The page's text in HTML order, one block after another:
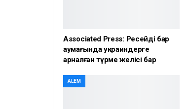
Associated Press: Ресейдің бар
аумағында украиндерге
арналған түрме желісі бар
ALEM